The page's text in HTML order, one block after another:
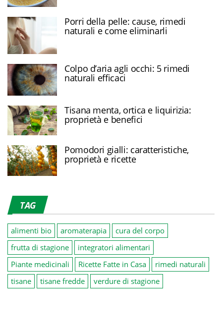
Porri della pelle: cause, rimedi
naturali e come eliminarli
Colpo d’aria agli occhi: 5 rimedi
naturali efficaci
Tisana menta, ortica e liquirizia:
proprietà e benefici
Pomodori gialli: caratteristiche,
proprietà e ricette
TAG
alimenti bio aromaterapia
cura del corpo
frutta di stagione
integratori alimentari
Piante medicinali
Ricette Fatte in Casa
rimedi naturali
tisane
tisane fredde verdure di stagione